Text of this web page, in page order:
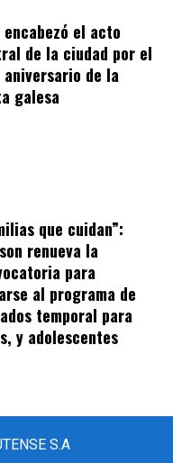
encabezó el acto
de la ciudad por el
aniversario de la
galesa
que cuidan”:
renueva la
para
al programa de
temporal para
y adolescentes
S.A